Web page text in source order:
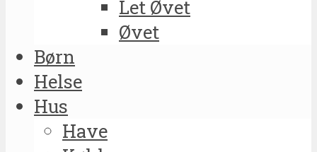
Let Øvet
Øvet
Børn
Helse
Hus
Have